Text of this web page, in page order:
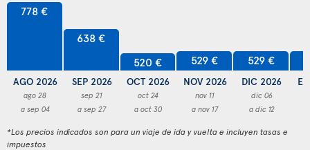
778 €
AGO 2026
ago 28
a sep 04
638 €
SEP 2026
sep 21
a sep 27
520 €
OCT 2026
oct 24
a oct 30
529 €
NOV 2026
nov 11
a nov 17
529 €
DIC 2026
dic 06
a dic 12
*Los precios indicados son para un viaje de ida y vuelta e incluyen tasas e
impuestos